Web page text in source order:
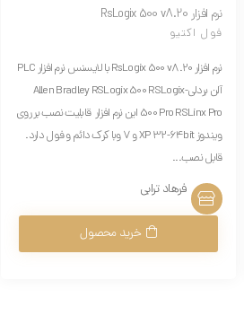
نرم افزار RsLogix 500 v8.20
فول اکتیو
نرم افزار RsLogix 500 v8.20 با لایسنس نرم افزار PLC
آلن بردلی-Allen Bradley RSLogix 500 RSLogix
500 Pro RSLinx Pro این نرم افزار قابلیت نصب بر روی
ویندوز XP 32-64bit و 7 وبا کرک دائم و فول دارد.
قابل نصب...
فرهاد ترابی
خرید محصول